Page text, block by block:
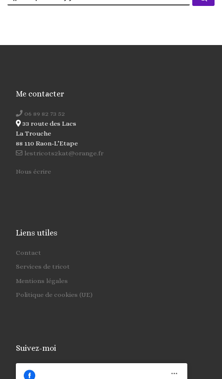
Me contacter
06 89 82 73 52
33 route des Lacs
La Trouche
88 110 Raon-L’Etape
lestricots2kat@orange.fr
Nous écrire
Liens utiles
Contact
Services de tricot
Mentions légales
Politique de cookies (UE)
Suivez-moi